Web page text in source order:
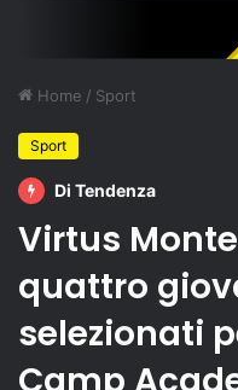
Home / Sport
Sport
Di Tendenza
Virtus
quattro
selezionati